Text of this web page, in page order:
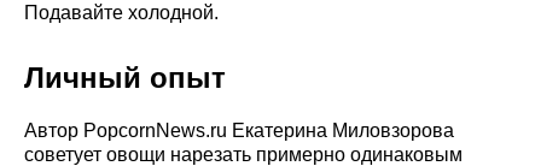
Подавайте холодной.
Личный опыт
Автор PopcornNews.ru Екатерина Миловзорова
советует овощи нарезать примерно одинаковым